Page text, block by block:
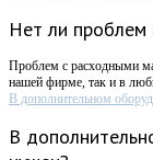
Нет ли проблем
Проблем с расходными
нашей фирме, так и в
В дополнительном
В